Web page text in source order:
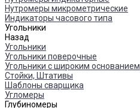
Нутромеры микрометрические
Индикаторы часового типа
Угольники
Назад
Угольники
Угольники поверочные
Угольники с широким основанием
Стойки, Штативы
Шаблоны сварщика
Угломеры
Глубиномеры